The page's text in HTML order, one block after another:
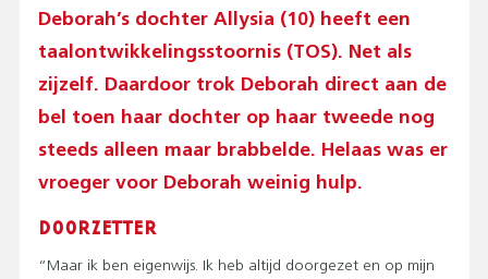
Deborah’s dochter Allysia (10) heeft een
taalontwikkelingsstoornis (TOS). Net als
zijzelf. Daardoor trok Deborah direct aan de
bel toen haar dochter op haar tweede nog
steeds alleen maar brabbelde. Helaas was er
vroeger voor Deborah weinig hulp.
DOORZETTER
“Maar ik ben eigenwijs. Ik heb altijd doorgezet en op mijn